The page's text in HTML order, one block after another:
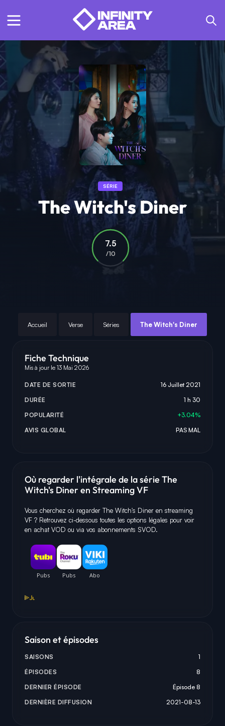
SÉRIE
The Witch's Diner
7.5
/10
Accueil Verse Séries The Witch's Diner
Fiche Technique
Mis à jour le 13 Mai 2026
DATE DE SORTIE
16 Juillet 2021
DURÉE
1 h 30
POPULARITÉ
+3.04%
AVIS GLOBAL
PAS MAL
Où regarder l'intégrale de la série The
Witch's Diner en Streaming VF
Vous cherchez où regarder The Witch's Diner en streaming
VF ? Retrouvez ci-dessous toutes les options légales pour voir
en achat VOD ou via vos abonnements SVOD.
Saison et épisodes
SAISONS
1
ÉPISODES
8
DERNIER ÉPISODE
Épisode 8
DERNIÈRE DIFFUSION
2021-08-13